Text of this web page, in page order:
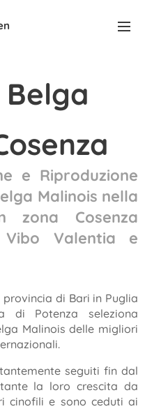
e Riproduzione
Malinois nella
zona Cosenza
Vibo Valentia e
di Bari in Puglia
di Potenza seleziona
Malinois delle migliori
seguiti fin dal
la loro crescita da
cinofili e sono ceduti ai